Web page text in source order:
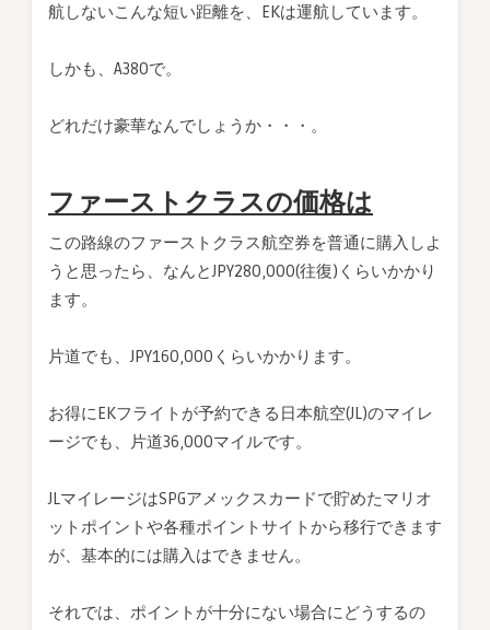
航しないこんな短い距離を、EKは運航しています。
しかも、A380で。
どれだけ豪華なんでしょうか・・・。
ファーストクラスの価格は
この路線のファーストクラス航空券を普通に購入しよ
うと思ったら、なんとJPY280,000(往復)くらいかかり
ます。
片道でも、JPY160,000くらいかかります。
お得にEKフライトが予約できる日本航空(JL)のマイレ
ージでも、片道36,000マイルです。
JLマイレージはSPGアメックスカードで貯めたマリオ
ットポイントや各種ポイントサイトから移行できます
が、基本的には購入はできません。
それでは、ポイントが十分にない場合にどうするの